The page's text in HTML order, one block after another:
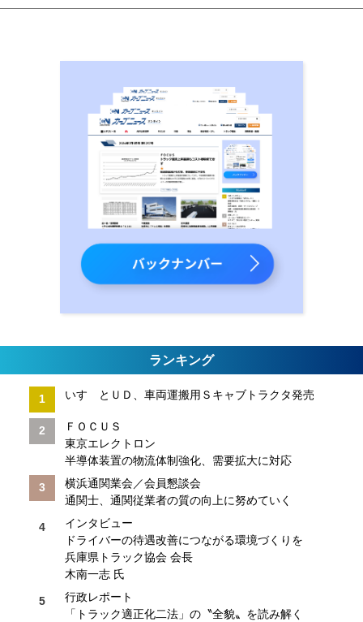
ランキング
いすゞとＵＤ、車両運搬用Ｓキャブトラクタ発売
ＦＯＣＵＳ
東京エレクトロン
半導体装置の物流体制強化、需要拡大に対応
横浜通関業会／会員懇談会
通関士、通関従業者の質の向上に努めていく
インタビュー
ドライバーの待遇改善につながる環境づくりを
兵庫県トラック協会 会長
木南一志 氏
行政レポート
「トラック適正化二法」の〝全貌〟を読み解く